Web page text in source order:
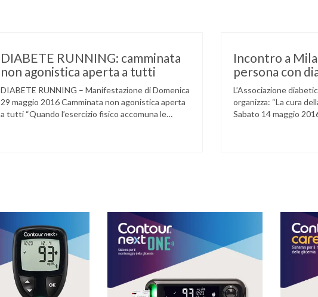
DIABETE RUNNING: camminata
non agonistica aperta a tutti
DIABETE RUNNING – Manifestazione di Domenica
29 maggio 2016 Camminata non agonistica aperta
a tutti “Quando l’esercizio fisico accomuna le
Incontro a
persona con
L’Associazione
organizza: “La cura
Sabato 14 maggio